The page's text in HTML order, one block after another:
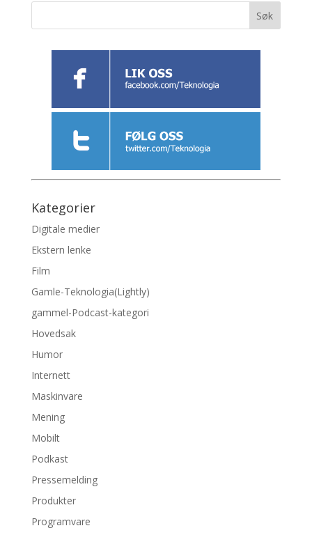
Kategorier
Digitale medier
Ekstern lenke
Film
Gamle-Teknologia(Lightly)
gammel-Podcast-kategori
Hovedsak
Humor
Internett
Maskinvare
Mening
Mobilt
Podkast
Pressemelding
Produkter
Programvare